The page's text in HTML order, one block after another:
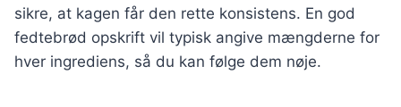
sikre, at kagen får den rette konsistens. En god
fedtebrød opskrift vil typisk angive mængderne for
hver ingrediens, så du kan følge dem nøje.